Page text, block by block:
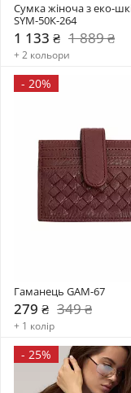
Сумка жіноча з еко-
SYM-50К-264
1 133 ₴ 1 889 ₴
+ 2 кольори
- 20%
Гаманець GAM-67
279 ₴ 349 ₴
+ 1 колір
- 25%